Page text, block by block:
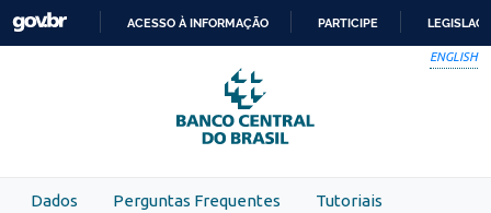
Skip to main content
PARA
O
CONTEÚDO
ACESSO À INFORMAÇÃO PARTICIPE
ENGLISH
Dados Perguntas Frequentes Tutoriais